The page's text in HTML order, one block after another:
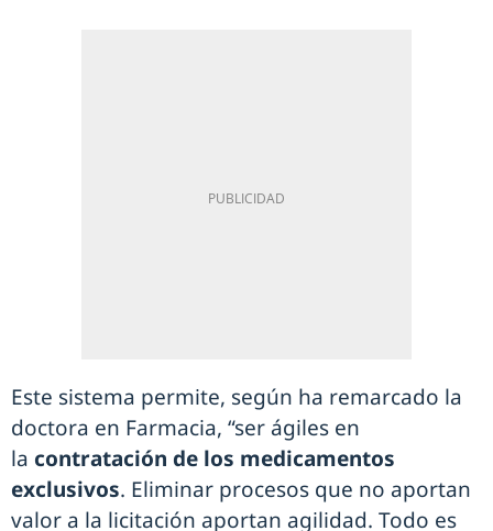
Este sistema permite, según ha remarcado la
doctora en Farmacia, “ser ágiles en
la contratación de los medicamentos
exclusivos. Eliminar procesos que no aportan
valor a la licitación aportan agilidad. Todo es